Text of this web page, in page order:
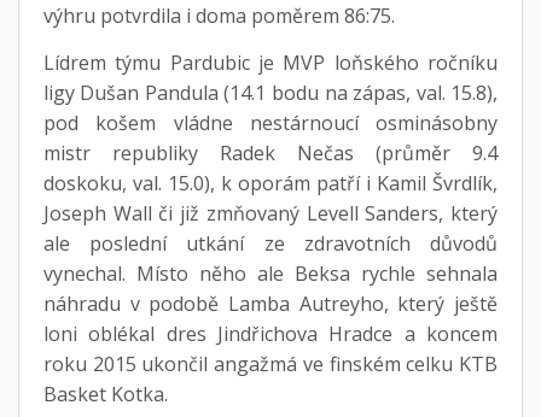
výhru potvrdila i doma poměrem 86:75.
Lídrem týmu Pardubic je MVP loňského ročníku
ligy Dušan Pandula (14.1 bodu na zápas, val. 15.8),
pod košem vládne nestárnoucí osminásobny
mistr republiky Radek Nečas (průměr 9.4
doskoku, val. 15.0), k oporám patří i Kamil Švrdlík,
Joseph Wall či již zmňovaný Levell Sanders, který
ale poslední utkání ze zdravotních důvodů
vynechal. Místo něho ale Beksa rychle sehnala
náhradu v podobě Lamba Autreyho, který ještě
loni oblékal dres Jindřichova Hradce a koncem
roku 2015 ukončil angažmá ve finském celku KTB
Basket Kotka.